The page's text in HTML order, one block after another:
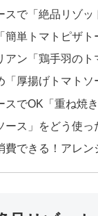
で「絶品リゾッ
単トマトピザト
ン「鶏手羽のト
厚揚げトマトソ
スでOK「重ね焼
ース」をどう使っ
費できる！アレン